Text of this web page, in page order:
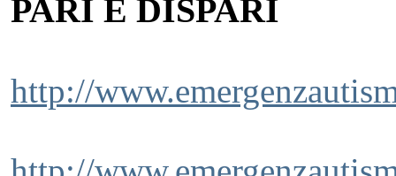
PARI E DISPARI
http://